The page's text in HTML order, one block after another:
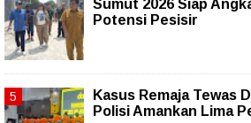
Sumut 2026 Siap
Potensi Pesisir
Kasus Remaja Tewas
Polisi Amankan Lima